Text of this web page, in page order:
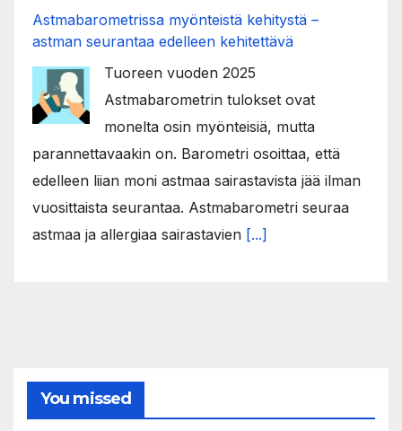
Astmabarometrissa myönteistä kehitystä –
astman seurantaa edelleen kehitettävä
Tuoreen vuoden 2025
Astmabarometrin tulokset ovat
monelta osin myönteisiä, mutta
parannettavaakin on. Barometri osoittaa, että
edelleen liian moni astmaa sairastavista jää ilman
vuosittaista seurantaa. Astmabarometri seuraa
astmaa ja allergiaa sairastavien [...]
You missed